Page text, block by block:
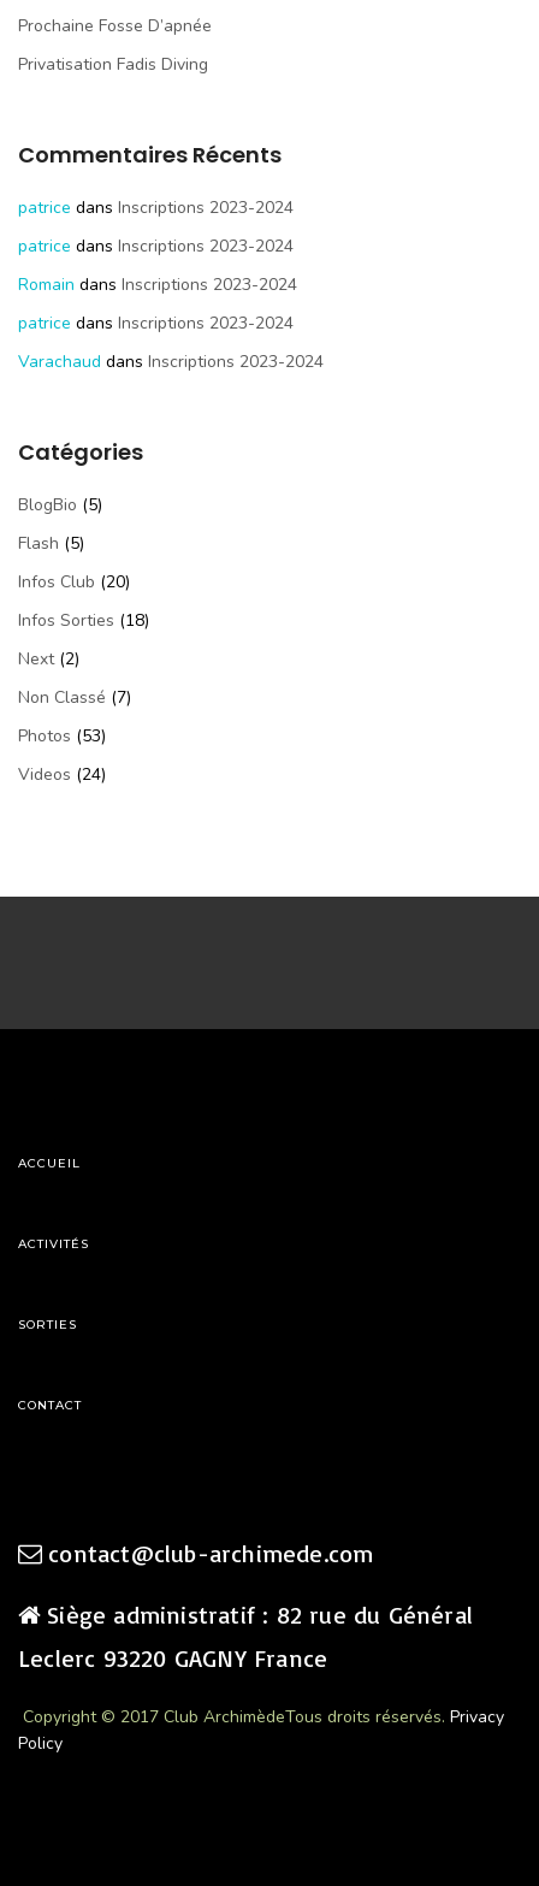
Prochaine Fosse D’apnée
Privatisation Fadis Diving
Commentaires Récents
patrice dans Inscriptions 2023-2024
patrice dans Inscriptions 2023-2024
Romain dans Inscriptions 2023-2024
patrice dans Inscriptions 2023-2024
Varachaud dans Inscriptions 2023-2024
Catégories
BlogBio (5)
Flash (5)
Infos Club (20)
Infos Sorties (18)
Next(2)
Non Classé (7)
Photos (53)
Videos (24)
ACCUEIL
ACTIVITÉS
SORTIES
CONTACT
contact@club-archimede.com
Siège administratif : 82 rue du Général
Leclerc 93220 GAGNY France
Copyright © 2017 Club ArchimèdeTous droits réservés. Privacy
Policy